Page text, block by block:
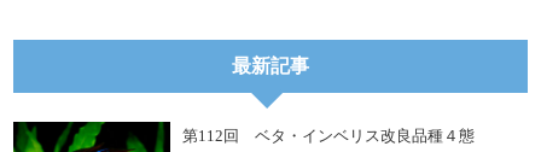
最新記事
第112回 ベタ・インベリス改良品種４態